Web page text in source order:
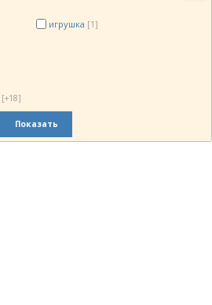
игрушка [1]
[+18]
Показать